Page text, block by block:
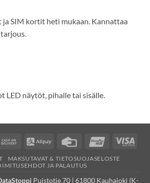
SIM kortit heti mukaan. Kannattaa
LED näytöt, pihalle tai sisälle.
Cash
Delivery
Alipay
Credit
UnionPayVisa
MAKSUTAVAT & TIETOSUOJASELOSTE
JA PALAUTUS
Puistotie 70 | 61800 Kauhajoki (K-